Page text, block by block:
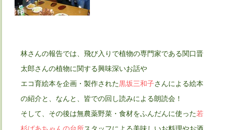
林さんの報告では、飛び入りで植物の専門家である関口晋
太郎さんの植物に関する興味深いお話や
エコ育絵本を企画・製作された黒坂三和子さんによる絵本
の紹介と、なんと、皆での回し読みによる朗読会！
そして、その後は無農薬野菜・食材をふんだんに使った若
杉ばあちゃんの台所スタッフによる美味しいお料理やお酒